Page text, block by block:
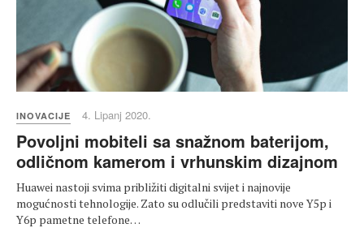
INOVACIJE 4. Lipanj 2020.
Povoljni mobiteli sa snažnom baterijom,
odličnom kamerom i vrhunskim dizajnom
Huawei nastoji svima približiti digitalni svijet i najnovije
mogućnosti tehnologije. Zato su odlučili predstaviti nove Y5p i
Y6p pametne telefone…